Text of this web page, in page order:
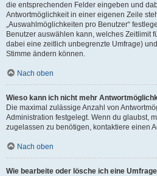
die entsprechenden Felder eingeben und
Antwortmöglichkeit in einer eigenen Zeile
„Auswahlmöglichkeiten pro Benutzer“
Benutzer auswählen kann, welches Zeitlimit
dabei eine zeitlich unbegrenzte Umfrage)
Stimme ändern können.
Nach oben
Wieso kann ich nicht mehr
Die maximal zulässige Anzahl von
Administration festgelegt. Wenn du glaubst,
zugelassen zu benötigen, kontaktiere einen
Nach oben
Wie bearbeite oder lösche ich eine